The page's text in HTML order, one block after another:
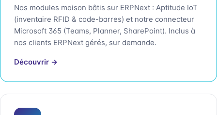
Nos modules maison bâtis sur ERPNext : Aptitude IoT
(inventaire RFID & code-barres) et notre connecteur
Microsoft 365 (Teams, Planner, SharePoint). Inclus à
nos clients ERPNext gérés, sur demande.
Découvrir →